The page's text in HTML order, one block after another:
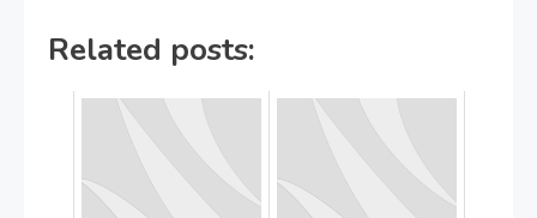
Related posts: